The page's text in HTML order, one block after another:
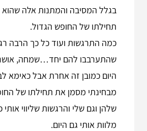
בגלל המסיבה והמתנות אלה
תחילתו של החופש הגדול.
כמה התרגשות ועוד כל כך הרבה
שהתערבבו להם יחד…שמחה,
היום כמובן זה אחרת אבל כאימא
מבחינתי מסמן את תחילתו של
שלהן וגם שלי והרגשות שליווי
מלוות אותי גם היום.